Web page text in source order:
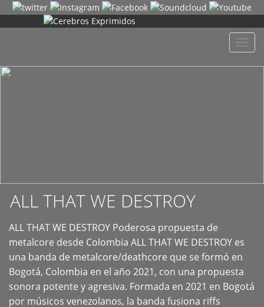
ALL THAT WE DESTROY
ALL THAT WE DESTROY Poderosa propuesta de
metalcore desde Colombia ALL THAT WE DESTROY es
una banda de metalcore/deathcore que se formó en
Bogotá, Colombia en el año 2021, con una propuesta
sonora potente y agresiva. Formada en 2021 en Bogotá
por músicos venezolanos, la banda fusiona riffs
+